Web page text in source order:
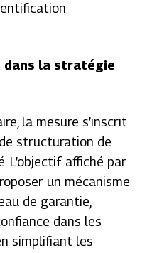
dans la stratégie
la mesure s’inscrit
structuration de
L’objectif affiché par
un mécanisme
de garantie,
dans les
simplifiant les